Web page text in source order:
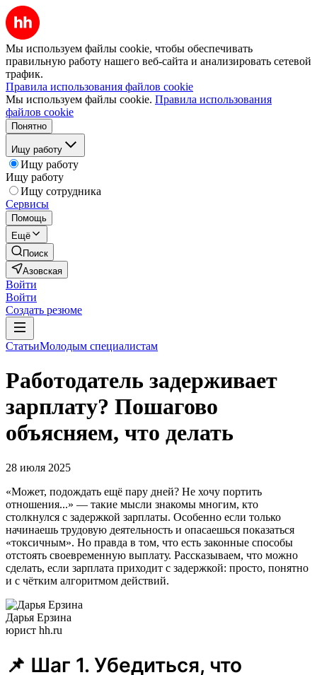
Мы используем файлы cookie, чтобы обеспечивать
правильную работу нашего веб-сайта и анализировать сетевой
трафик.
Правила использования файлов cookie
Мы используем файлы cookie. Правила использования
файлов cookie
Понятно
Ищу работу
Ищу работу
Ищу работу
Ищу сотрудника
Сервисы
Помощь
Ещё
Поиск
Азовская
Войти
Войти
Создать резюме
СтатьиМолодым специалистам
Работодатель задерживает
зарплату? Пошагово
объясняем, что делать
28 июля 2025
«Может, подождать ещё пару дней? Не хочу портить
отношения...» — такие мысли знакомы многим, кто
столкнулся с задержкой зарплаты. Особенно если только
начинаешь трудовую деятельность и опасаешься показаться
«токсичным». Но правда в том, что есть законные способы
отстоять своевременную выплату. Рассказываем, что можно
сделать, если зарплата приходит с задержкой: просто, понятно
и с чётким алгоритмом действий.
Дарья Ерзина
юрист hh.ru
📌 Шаг 1. Убедиться, что